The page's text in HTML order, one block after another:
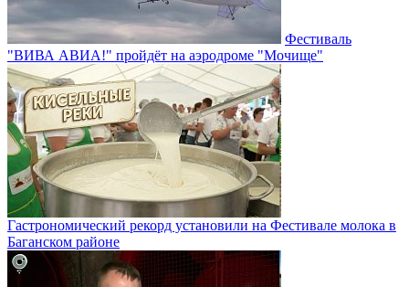
Фестиваль
"ВИВА АВИА!" пройдёт на аэродроме "Мочище"
Гастрономический рекорд установили на Фестивале молока в
Баганском районе